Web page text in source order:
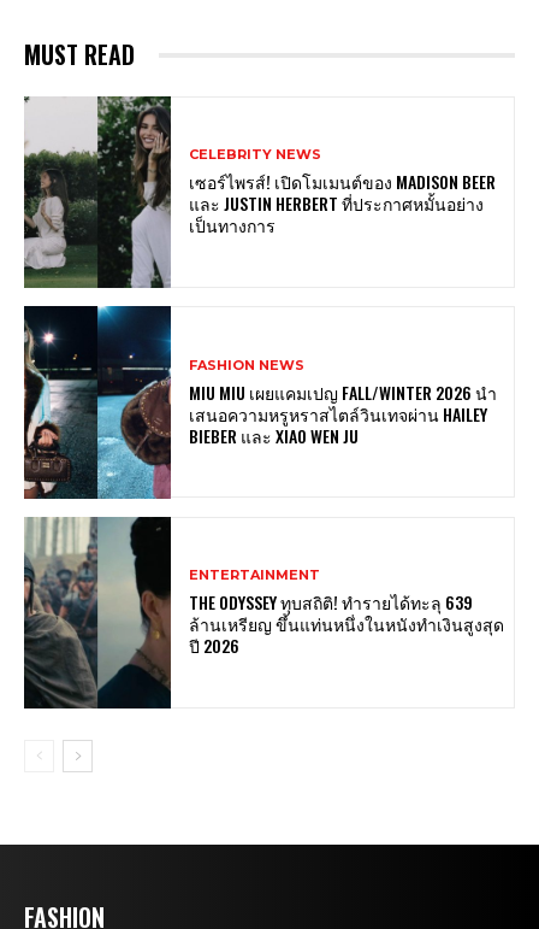
MUST READ
CELEBRITY NEWS
เซอร์ไพรส์! เปิดโมเมนต์ของ MADISON BEER
และ JUSTIN HERBERT ที่ประกาศหมั้นอย่าง
เป็นทางการ
FASHION NEWS
MIU MIU เผยแคมเปญ FALL/WINTER 2026 นำ
เสนอความหรูหราสไตล์วินเทจผ่าน HAILEY
BIEBER และ XIAO WEN JU
ENTERTAINMENT
THE ODYSSEY ทุบสถิติ! ทำรายได้ทะลุ 639
ล้านเหรียญ ขึ้นแท่นหนึ่งในหนังทำเงินสูงสุด
ปี 2026
FASHION